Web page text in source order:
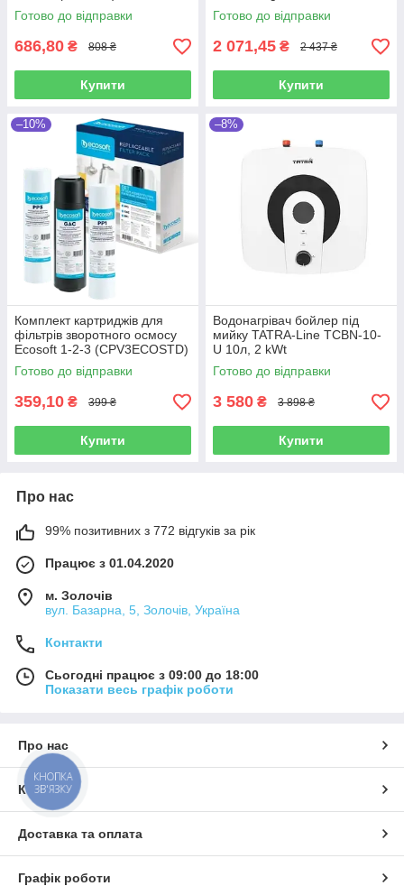
Готово до відправки
686,80 ₴ 808 ₴
Купити
(FPV4520ECOGR)
Готово до відправки
2 071,45 ₴ 2 437 ₴
Купити
–10%
Комплект картриджів для
фільтрів зворотного осмосу
Ecosoft 1-2-3 (CPV3ECOSTD)
Готово до відправки
359,10 ₴ 399 ₴
Купити
–8%
Водонагрівач бойлер під
мийку TATRA-Line TСBN-10-
U 10л, 2 kWt
Готово до відправки
3 580 ₴ 3 898 ₴
Купити
Про нас
99% позитивних з 772 відгуків за рік
Працює з 01.04.2020
м. Золочів
вул. Базарна, 5, Золочів, Україна
Контакти
Сьогодні працює з 09:00 до 18:00
Показати весь графік роботи
Про нас
Контакти
Доставка та оплата
Графік роботи
КНОПКА
ЗВ'ЯЗКУ